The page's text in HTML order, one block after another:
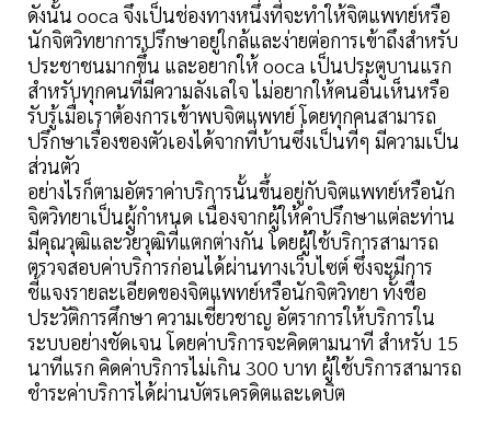
ดังนั้น ooca จึงเป็นช่องทางหนึ่งที่จะทำให้จิตแพทย์หรือ
นักจิตวิทยาการปรึกษาอยู่ใกล้และง่ายต่อการเข้าถึงสำหรับ
ประชาชนมากขึ้น และอยากให้ ooca เป็นประตูบานแรก
สำหรับทุกคนที่มีความลังเลใจ ไม่อยากให้คนอื่นเห็นหรือ
รับรู้เมื่อเราต้องการเข้าพบจิตแพทย์ โดยทุกคนสามารถ
ปรึกษาเรื่องของตัวเองได้จากที่บ้านซึ่งเป็นที่ๆ มีความเป็น
ส่วนตัว
อย่างไรก็ตามอัตราค่าบริการนั้นขึ้นอยู่กับจิตแพทย์หรือนัก
จิตวิทยาเป็นผู้กำหนด เนื่องจากผู้ให้คำปรึกษาแต่ละท่าน
มีคุณวุฒิและวัยวุฒิที่แตกต่างกัน โดยผู้ใช้บริการสามารถ
ตรวจสอบค่าบริการก่อนได้ผ่านทางเว็บไซต์ ซึ่งจะมีการ
ชี้แจงรายละเอียดของจิตแพทย์หรือนักจิตวิทยา ทั้งชื่อ
ประวัติการศึกษา ความเชี่ยวชาญ อัตราการให้บริการใน
ระบบอย่างชัดเจน โดยค่าบริการจะคิดตามนาที สำหรับ 15
นาทีแรก คิดค่าบริการไม่เกิน 300 บาท ผู้ใช้บริการสามารถ
ชำระค่าบริการได้ผ่านบัตรเครดิตและเดบิต